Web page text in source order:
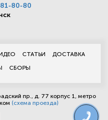
80-80
СТАТЬИ
ДОСТАВКА
СБОРЫ
пр., д. 77 корпус 1, метро
(схема проезда)